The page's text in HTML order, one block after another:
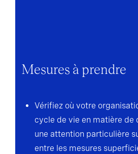
Mesures à prendre
Vérifiez où votre
cycle de vie en matière de
une attention particulière
entre les mesures